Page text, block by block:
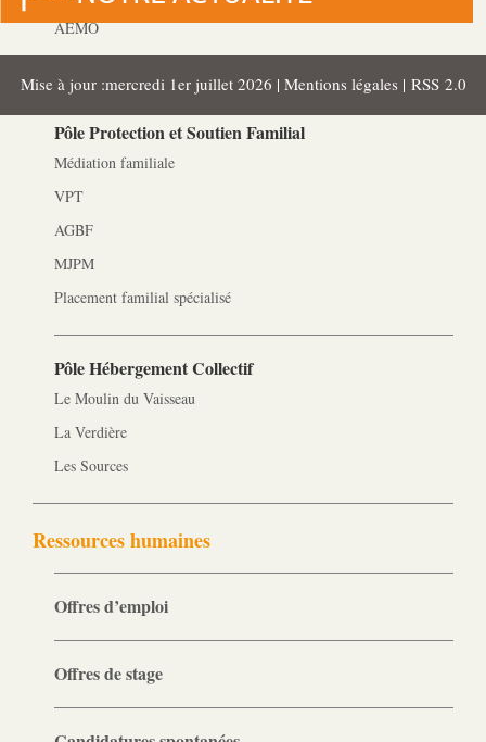
AEMO
AEMO H
Pôle Protection et Soutien Familial
Médiation familiale
VPT
AGBF
MJPM
Placement familial spécialisé
Pôle Hébergement Collectif
Le Moulin du Vaisseau
La Verdière
Les Sources
Ressources humaines
Offres d’emploi
Offres de stage
Mise à jour :mercredi 1er juillet 2026 | Mentions légales | RSS 2.0